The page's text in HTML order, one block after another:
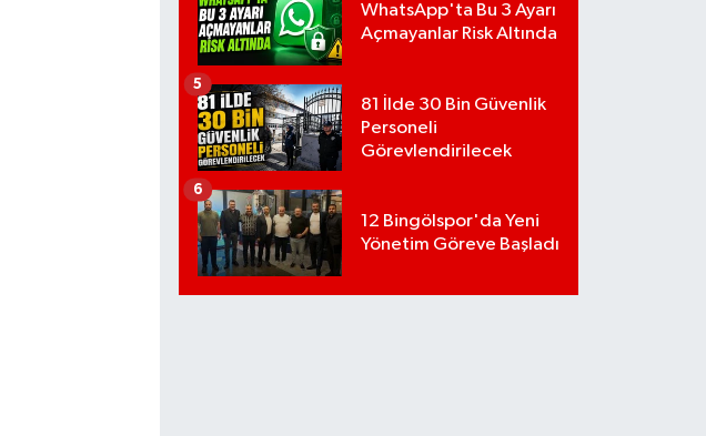
WhatsApp'ta Bu 3 Ayarı
Açmayanlar Risk Altında
81 İlde 30 Bin Güvenlik
Personeli
Görevlendirilecek
5
12 Bingölspor'da Yeni
Yönetim Göreve Başladı
6